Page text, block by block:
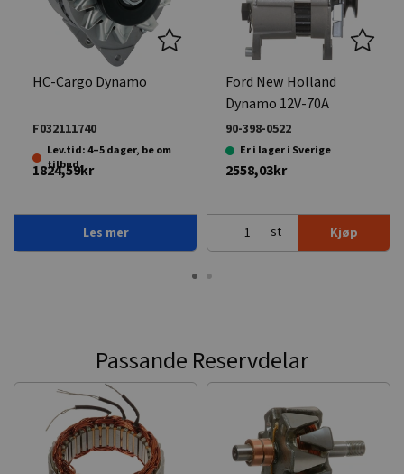
HC-Cargo Dynamo
F032111740
Lev.tid: 4–5 dager, be om
tilbud.
1824,59kr
Les mer
Ford New Holland
Dynamo 12V-70A
90-398-0522
Er i lager i Sverige
2558,03kr
st Kjøp
Passande Reservdelar